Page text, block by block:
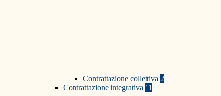
Contrattazione collettiva 2
Contrattazione integrativa 11